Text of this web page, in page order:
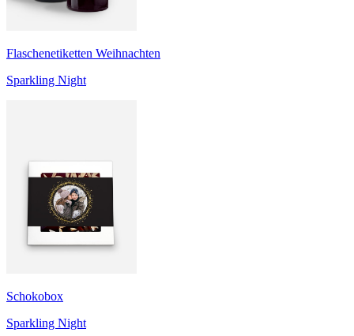
Flaschenetiketten Weihnachten
Sparkling Night
Schokobox
Sparkling Night